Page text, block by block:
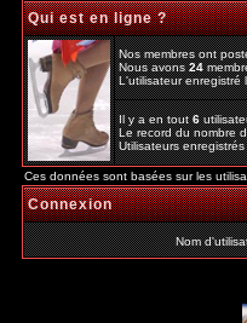
Qui est en ligne ?
Nos membres ont
Nous avons24
L'utilisateur
Il y a en tout6
Le record du nombre
Utilisateurs
Ces données sont basées sur les
Connexion
Nom